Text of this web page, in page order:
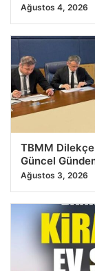
Ağustos 4, 2026
TBMM
Güncel
Ağustos 3, 2026